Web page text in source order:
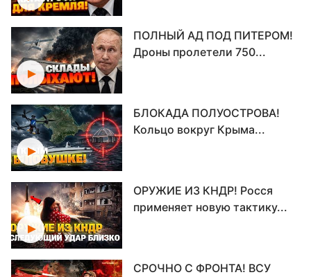
ПОЛНЫЙ АД ПОД ПИТЕРОМ!
Дроны пролетели 750...
БЛОКАДА ПОЛУОСТРОВА!
Кольцо вокруг Крыма...
ОРУЖИЕ ИЗ КНДР! Росся
применяет новую тактику...
СРОЧНО С ФРОНТА! ВСУ